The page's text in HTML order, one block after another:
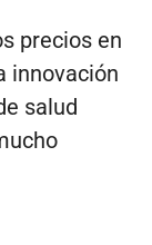
precios en
innovación
salud